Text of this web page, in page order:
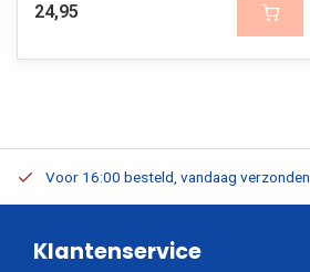
24,95
Voor 16:00 besteld, vandaag verzonden
Klantenservice